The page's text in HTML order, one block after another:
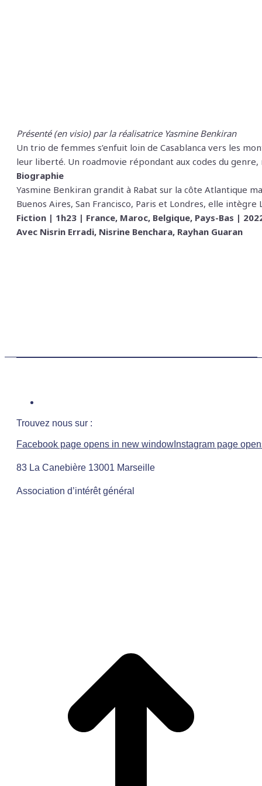
Présenté (en visio) par la réalisatrice Yasmine Benkiran
Un trio de femmes s’enfuit loin de Casablanca vers les
leur liberté. Un roadmovie répondant aux codes du
Biographie
Yasmine Benkiran grandit à Rabat sur la côte Atlantique
Buenos Aires, San Francisco, Paris et Londres, elle
Fiction | 1h23 | France, Maroc, Belgique, Pays-Bas |
Avec Nisrin Erradi, Nisrine Benchara, Rayhan Guaran
Trouvez nous sur :
Facebook page opens in new window Instagram page
83 La Canebière 13001 Marseille
Association d’intérêt général